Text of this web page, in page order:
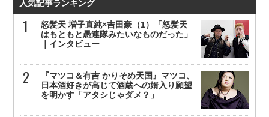
人気記事ランキング
怒髪天 増子直純×吉田豪（1）「怒髪天
はもともと愚連隊みたいなものだった」
｜インタビュー
『マツコ＆有吉 かりそめ天国』マツコ、
日本酒好きが高じて酒蔵への婿入り願望
を明かす「アタシじゃダメ？」